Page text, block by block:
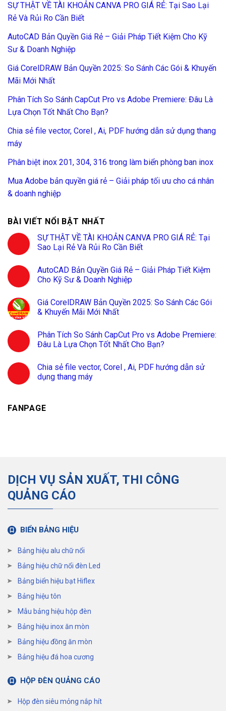
SỰ THẬT VỀ TÀI KHOẢN CANVA PRO GIÁ RẺ: Tại Sao Lại
Rẻ Và Rủi Ro Cần Biết
AutoCAD Bản Quyền Giá Rẻ – Giải Pháp Tiết Kiệm Cho Kỹ
Sư & Doanh Nghiệp
Giá CorelDRAW Bản Quyền 2025: So Sánh Các Gói & Khuyến
Mãi Mới Nhất
Phân Tích So Sánh CapCut Pro vs Adobe Premiere: Đâu Là
Lựa Chọn Tốt Nhất Cho Bạn?
Chia sẻ file vector, Corel , Ai, PDF hướng dẫn sử dụng thang
máy
Phân biệt inox 201, 304, 316 trong làm biển phòng ban inox
Mua Adobe bản quyền giá rẻ – Giải pháp tối ưu cho cá nhân
& doanh nghiệp
BÀI VIẾT NỔI BẬT NHẤT
SỰ THẬT VỀ TÀI KHOẢN CANVA PRO GIÁ RẺ: Tại
Sao Lại Rẻ Và Rủi Ro Cần Biết
AutoCAD Bản Quyền Giá Rẻ – Giải Pháp Tiết Kiệm
Cho Kỹ Sư & Doanh Nghiệp
Giá CorelDRAW Bản Quyền 2025: So Sánh Các Gói
& Khuyến Mãi Mới Nhất
Phân Tích So Sánh CapCut Pro vs Adobe Premiere:
Đâu Là Lựa Chọn Tốt Nhất Cho Bạn?
Chia sẻ file vector, Corel , Ai, PDF hướng dẫn sử
dụng thang máy
FANPAGE
DỊCH VỤ SẢN XUẤT, THI CÔNG
QUẢNG CÁO
BIỂN BẢNG HIỆU
Bảng hiệu alu chữ nổi
Bảng hiệu chữ nổi đèn Led
Bảng biển hiệu bạt Hiflex
Bảng hiệu tôn
Mẫu bảng hiệu hộp đèn
Bảng hiệu inox ăn mòn
Bảng hiệu đồng ăn mòn
Bảng hiệu đá hoa cương
HỘP ĐÈN QUẢNG CÁO
Hộp đèn siêu mỏng nắp hít